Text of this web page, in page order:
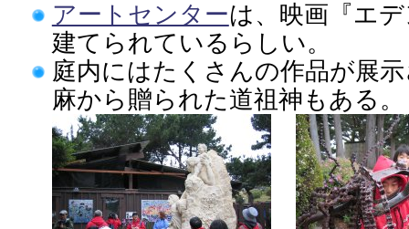
アートセンターは、映画『エ
建てられているらしい。
庭内にはたくさんの作品が展
麻から贈られた道祖神もある。